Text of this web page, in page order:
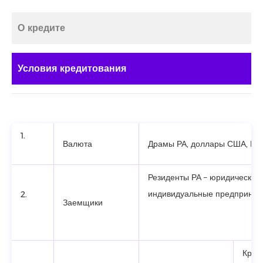
О кредите
Условия кредитования
1.
Валюта Драмы РА, доллары США,
2.
Заемщики
Резиденты РА –
индивидуальные